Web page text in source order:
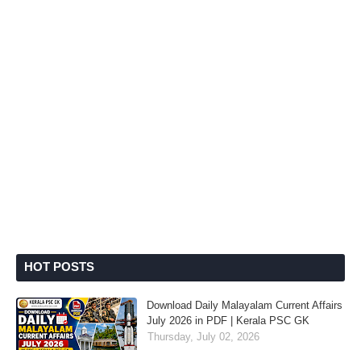
HOT POSTS
Download Daily Malayalam Current Affairs
July 2026 in PDF | Kerala PSC GK
Thursday, July 02, 2026